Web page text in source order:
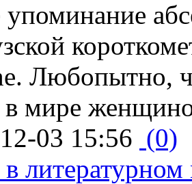
Любопытно,
в мире
03 15:56 (0)